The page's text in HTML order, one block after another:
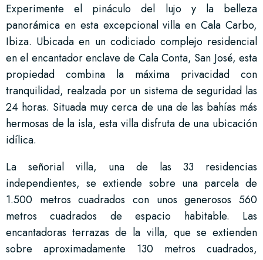
Experimente el pináculo del lujo y la belleza
panorámica en esta excepcional villa en Cala Carbo,
Ibiza. Ubicada en un codiciado complejo residencial
en el encantador enclave de Cala Conta, San José, esta
propiedad combina la máxima privacidad con
tranquilidad, realzada por un sistema de seguridad las
24 horas. Situada muy cerca de una de las bahías más
hermosas de la isla, esta villa disfruta de una ubicación
idílica.
La señorial villa, una de las 33 residencias
independientes, se extiende sobre una parcela de
1.500 metros cuadrados con unos generosos 560
metros cuadrados de espacio habitable. Las
encantadoras terrazas de la villa, que se extienden
sobre aproximadamente 130 metros cuadrados,